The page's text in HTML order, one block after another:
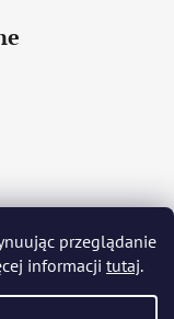
przeglądanie
informacji tutaj.
Français
Srpski
Svenska Dansk